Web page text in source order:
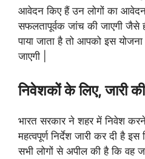
आवेदन किए हैं उन लोगों का
सफलतापूर्वक जांच की जाएगी जैसे
पाया जाता है तो आपको इस
जाएगी |
निवेशकों के लिए, जारी
भारत सरकार ने शहर में निवेश करने
महत्वपूर्ण निर्देश जारी कर दी है
सभी लोगों से अपील की है कि वह